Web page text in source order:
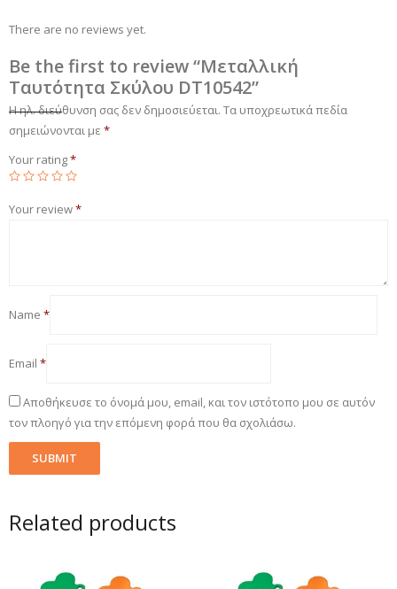
There are no reviews yet.
Be the first to review “Μεταλλική
Ταυτότητα Σκύλου DT10542”
Η ηλ. διεύθυνση σας δεν δημοσιεύεται. Τα υποχρεωτικά πεδία
σημειώνονται με *
Your rating*
Your review*
Name *
Email *
Αποθήκευσε το όνομά μου, email, και τον ιστότοπο μου σε αυτόν
τον πλοηγό για την επόμενη φορά που θα σχολιάσω.
Related products